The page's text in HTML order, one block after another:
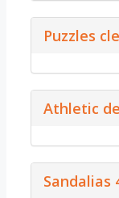
Puzzles
Athletic
Sandalias